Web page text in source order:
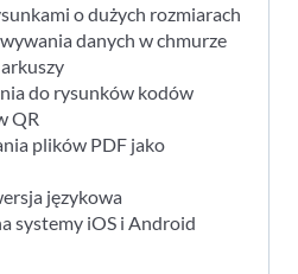
o dużych rozmiarach
danych w chmurze
do rysunków kodów
QR
plików PDF jako
językowa
systemy iOS i Android